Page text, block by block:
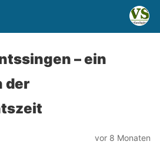
– ein
der
vor 8 Monaten